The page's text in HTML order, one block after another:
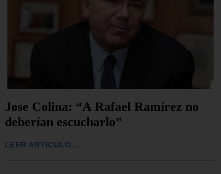
Jose Colina: “A Rafael Ramírez no
deberían escucharlo”
LEER ARTÍCULO...